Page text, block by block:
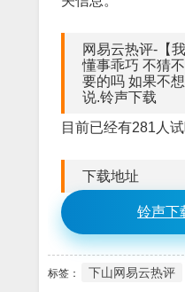
网易云热评-【
懂事乖巧 不猜
要的吗 如果不
说.铃声下载
目前已经有281人试
下载地址
铃声下
标签： 下山网易云热评